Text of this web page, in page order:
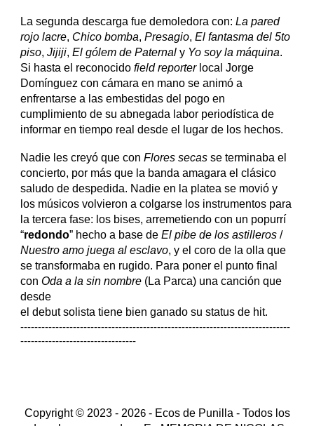
La segunda descarga fue demoledora con:La pared
rojo lacre, Chico bomba,Presagio,El fantasma del 5to
piso,Jijiji,El gólem de Paternal y Yo soy la máquina.
Si hasta el reconocidofield reporterlocal Jorge
Domínguez con cámara en mano se animó a
enfrentarse a las embestidas del pogo en
cumplimiento de su abnegada labor periodística de
informar en tiempo real desde el lugar de los hechos.
Nadie les creyó que conFlores secas se terminaba el
concierto, por más que la banda amagara el clásico
saludo de despedida. Nadie en la platea se movió y
los músicos volvieron a colgarse los instrumentos para
la tercera fase: los bises, arremetiendo con un popurrí
“redondo” hecho a base deEl pibe de los astilleros/
Nuestro amo juega al esclavo, y el coro de la olla que
se transformaba en rugido. Para poner el punto final
conOda a la sin nombre (La Parca) una canción que
desde
el debut solista tiene bien ganado su status de hit.
-----------------------------------------------------------------------------
---------------------------------
Copyright © 2023 - 2026- Ecos de Punilla - Todos los